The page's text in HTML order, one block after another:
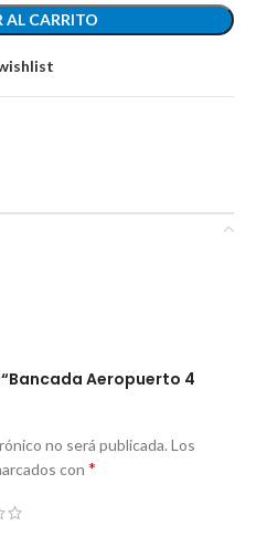
AL CARRITO
Aeropuerto 4
no será publicada. Los
con *